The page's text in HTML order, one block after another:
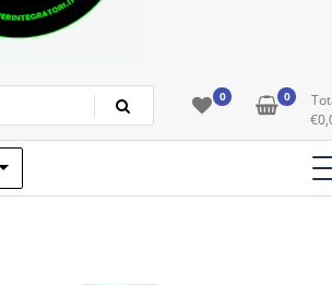
Integratori 0 0
€